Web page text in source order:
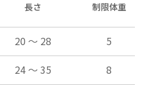
長さ 制限体重
20 ～ 28
5
24 ～ 35
8